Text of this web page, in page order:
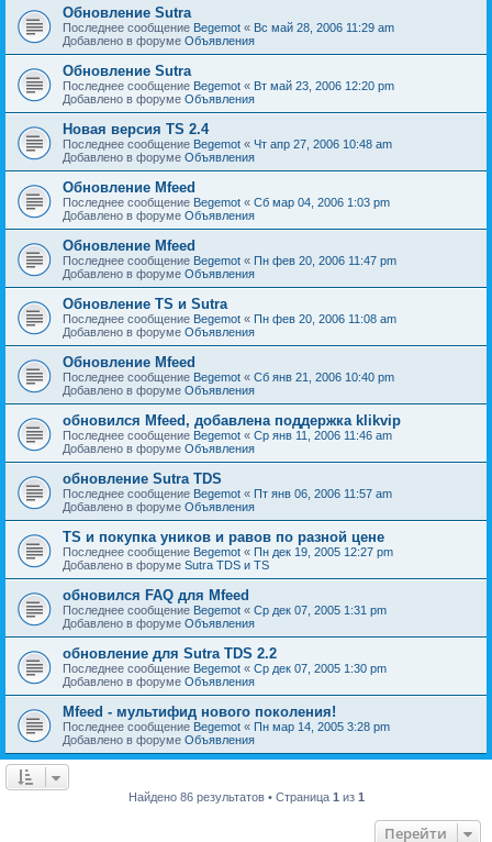
Обновление Sutra
Последнее сообщение Begemot « Вс май 28, 2006 11:29 am
Добавлено в форуме Объявления
Обновление Sutra
Последнее сообщение Begemot « Вт май 23, 2006 12:20 pm
Добавлено в форуме Объявления
Новая версия TS 2.4
Последнее сообщение Begemot « Чт апр 27, 2006 10:48 am
Добавлено в форуме Объявления
Обновление Mfeed
Последнее сообщение Begemot « Сб мар 04, 2006 1:03 pm
Добавлено в форуме Объявления
Обновление Mfeed
Последнее сообщение Begemot « Пн фев 20, 2006 11:47 pm
Добавлено в форуме Объявления
Обновление TS и Sutra
Последнее сообщение Begemot « Пн фев 20, 2006 11:08 am
Добавлено в форуме Объявления
Обновление Mfeed
Последнее сообщение Begemot « Сб янв 21, 2006 10:40 pm
Добавлено в форуме Объявления
обновился Mfeed, добавлена поддержка klikvip
Последнее сообщение Begemot « Ср янв 11, 2006 11:46 am
Добавлено в форуме Объявления
обновление Sutra TDS
Последнее сообщение Begemot « Пт янв 06, 2006 11:57 am
Добавлено в форуме Объявления
TS и покупка уников и равов по разной цене
Последнее сообщение Begemot « Пн дек 19, 2005 12:27 pm
Добавлено в форуме Sutra TDS и TS
обновился FAQ для Mfeed
Последнее сообщение Begemot « Ср дек 07, 2005 1:31 pm
Добавлено в форуме Объявления
обновление для Sutra TDS 2.2
Последнее сообщение Begemot « Ср дек 07, 2005 1:30 pm
Добавлено в форуме Объявления
Mfeed - мультифид нового поколения!
Последнее сообщение Begemot « Пн мар 14, 2005 3:28 pm
Добавлено в форуме Объявления
Найдено 86 результатов • Страница 1 из 1
Перейти